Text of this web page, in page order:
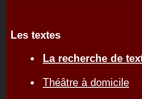
Les textes
La recherche de
Théâtre à domicile